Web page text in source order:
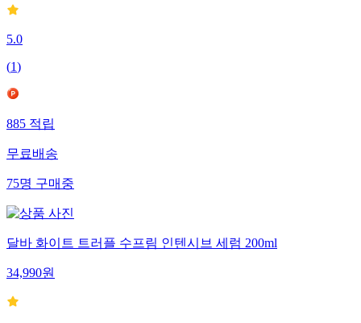
5.0
(1)
885 적립
무료배송
75명 구매중
달바 화이트 트러플 수프림 인텐시브 세럼 200ml
34,990원